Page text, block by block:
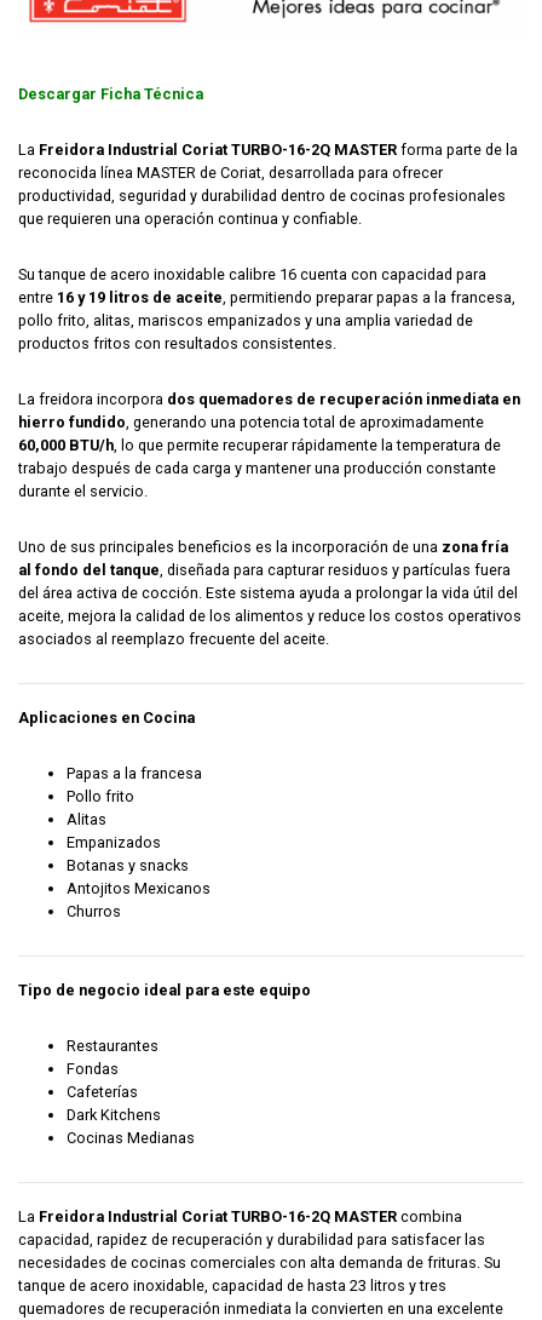
Descargar Ficha Técnica
La Freidora Industrial Coriat TURBO-16-2Q MASTER forma parte de la
reconocida línea MASTER de Coriat, desarrollada para ofrecer
productividad, seguridad y durabilidad dentro de cocinas profesionales
que requieren una operación continua y confiable.
Su tanque de acero inoxidable calibre 16 cuenta con capacidad para
entre 16 y 19 litros de aceite, permitiendo preparar papas a la francesa,
pollo frito, alitas, mariscos empanizados y una amplia variedad de
productos fritos con resultados consistentes.
La freidora incorpora dos quemadores de recuperación inmediata en
hierro fundido, generando una potencia total de aproximadamente
60,000 BTU/h, lo que permite recuperar rápidamente la temperatura de
trabajo después de cada carga y mantener una producción constante
durante el servicio.
Uno de sus principales beneficios es la incorporación de una zona fría
al fondo del tanque, diseñada para capturar residuos y partículas fuera
del área activa de cocción. Este sistema ayuda a prolongar la vida útil del
aceite, mejora la calidad de los alimentos y reduce los costos operativos
asociados al reemplazo frecuente del aceite.
Aplicaciones en Cocina
Papas a la francesa
Pollo frito
Alitas
Empanizados
Botanas y snacks
Antojitos Mexicanos
Churros
Tipo de negocio ideal para este equipo
Restaurantes
Fondas
Cafeterías
Dark Kitchens
Cocinas Medianas
La Freidora Industrial Coriat TURBO-16-2Q MASTER combina
capacidad, rapidez de recuperación y durabilidad para satisfacer las
necesidades de cocinas comerciales con alta demanda de frituras. Su
tanque de acero inoxidable, capacidad de hasta 23 litros y tres
quemadores de recuperación inmediata la convierten en una excelente